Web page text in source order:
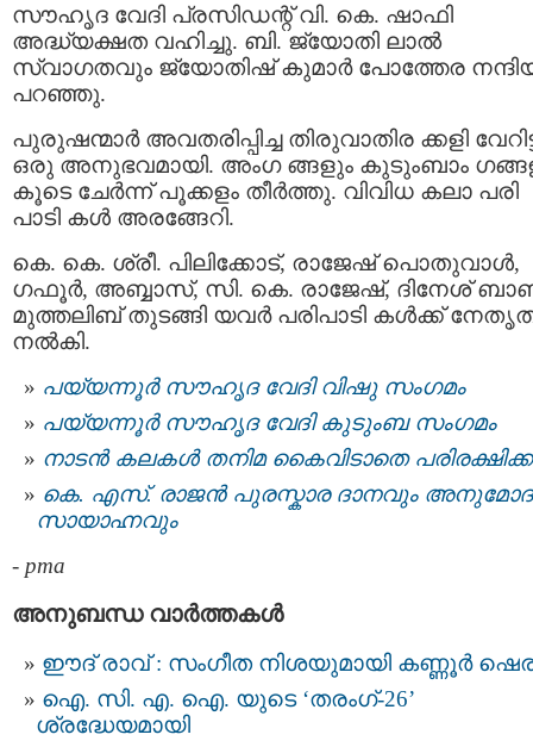
സൗഹൃദ വേദി പ്രസിഡന്റ് വി. കെ. ഷാഫി
അദ്ധ്യക്ഷത വഹിച്ചു. ബി. ജ്യോതി ലാൽ
സ്വാഗതവും ജ്യോതിഷ് കുമാർ പോത്തേര
പറഞ്ഞു.
പുരുഷന്മാർ അവതരിപ്പിച്ച തിരുവാതിര ക്കളി
ഒരു അനുഭവമായി. അംഗ ങ്ങളും കുടുംബാം
കൂടെ ചേർന്ന് പൂക്കളം തീർത്തു. വിവിധ കലാ പരി
പാടി കൾ അരങ്ങേറി.
കെ. കെ. ശ്രീ. പിലിക്കോട്, രാജേഷ് പൊതുവാൾ,
ഗഫൂർ, അബ്ബാസ്, സി. കെ. രാജേഷ്, ദിനേശ്
മുത്തലിബ് തുടങ്ങി യവർ പരിപാടി കൾക്ക്
നൽകി.
പയ്യന്നൂർ സൗഹൃദ വേദി വിഷു സംഗമം
പയ്യന്നൂര്‍ സൗഹൃദ വേദി കുടുംബ സംഗമം
നാടൻ കലകൾ തനിമ കൈവിടാതെ
കെ. എസ്. രാജന്‍ പുരസ്കാര ദാനവും
സായാഹ്നവും
- pma
അനുബന്ധ വാര്‍ത്തകള്‍
ഈദ് രാവ് : സംഗീത നിശയുമായി കണ്ണൂർ
ഐ. സി. എ. ഐ. യുടെ ‘തരംഗ്-26’
ശ്രദ്ധേയമായി